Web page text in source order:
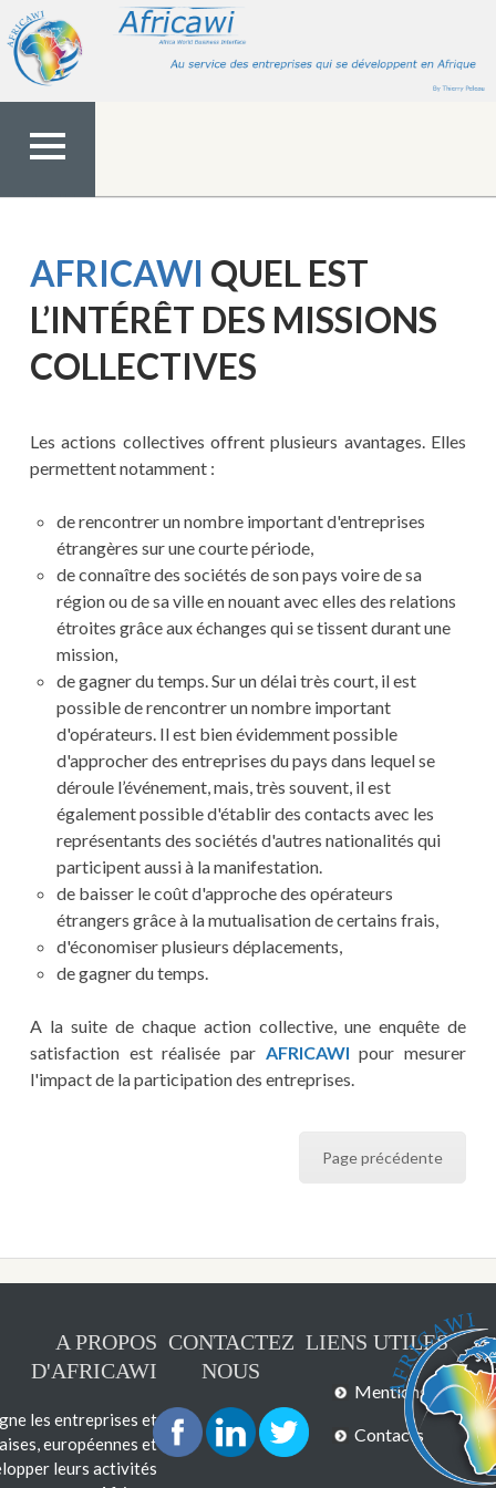
contenu
MENU
AFRICAWI QUEL EST
L’INTÉRÊT DES MISSIONS
COLLECTIVES
Les actions collectives offrent plusieurs avantages. Elles
permettent notamment :
de rencontrer un nombre important d'entreprises
étrangères sur une courte période,
de connaître des sociétés de son pays voire de sa
région ou de sa ville en nouant avec elles des relations
étroites grâce aux échanges qui se tissent durant une
mission,
de gagner du temps. Sur un délai très court, il est
possible de rencontrer un nombre important
d'opérateurs. Il est bien évidemment possible
d'approcher des entreprises du pays dans lequel se
déroule l’événement, mais, très souvent, il est
également possible d'établir des contacts avec les
représentants des sociétés d'autres nationalités qui
participent aussi à la manifestation.
de baisser le coût d'approche des opérateurs
étrangers grâce à la mutualisation de certains frais,
d'économiser plusieurs déplacements,
de gagner du temps.
A la suite de chaque action collective, une enquête de
satisfaction est réalisée par AFRICAWI pour mesurer
l'impact de la participation des entreprises.
Page précédente
A PROPOS
D'AFRICAWI
les entreprises et
européennes et
leurs activités
CONTACTEZ
NOUS
LIENS UTILES
Mentions légales
Contacts